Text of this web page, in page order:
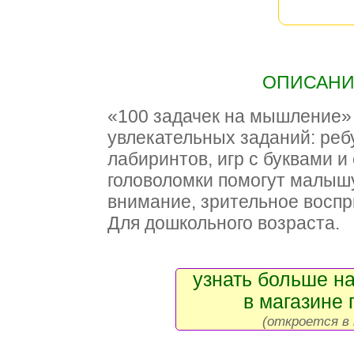
«100 задачек на
увлекательных заданий:
лабиринтов, игр с буквами
головоломки помогут
внимание, зрительное
Для дошкольного возраста.
узнать больше
в магазине
(откроется в